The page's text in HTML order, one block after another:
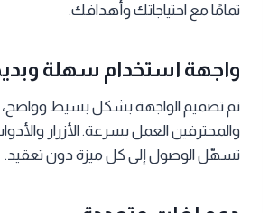
تمامًا مع احتياجاتك وأهدافك.
واجهة استخدام سهلة
تم تصميم الواجهة بشكل بسيط وواضح،
والمحترفين العمل بسرعة. الأزرار
تسهّل الوصول إلى كل ميزة دون تعقيد.